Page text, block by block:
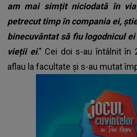
am mai simțit niciodată în
petrecut timp în compania ei,
binecuvântat să fiu logodnicul
vieții ei." Cei doi s-au întâlnit în
aflau la facultate și s-au mutat